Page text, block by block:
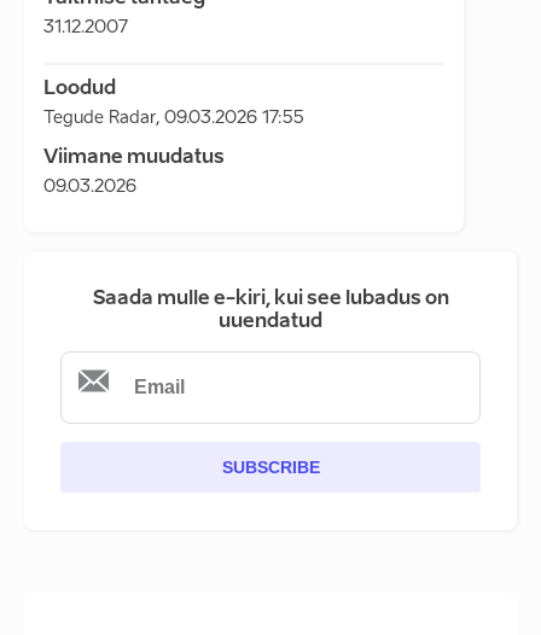
31.12.2007
Loodud
Tegude Radar, 09.03.2026 17:55
Viimane muudatus
09.03.2026
Saada mulle e-kiri, kui see lubadus on
uuendatud
SUBSCRIBE